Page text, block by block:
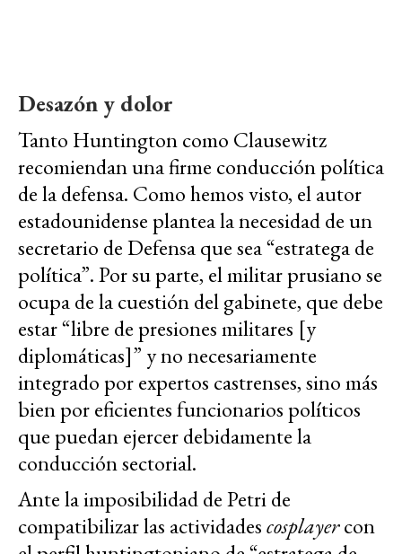
Desazón y dolor
Tanto Huntington como Clausewitz
recomiendan una firme conducción política
de la defensa. Como hemos visto, el autor
estadounidense plantea la necesidad de un
secretario de Defensa que sea “estratega de
política”. Por su parte, el militar prusiano se
ocupa de la cuestión del gabinete, que debe
estar “libre de presiones militares [y
diplomáticas]” y no necesariamente
integrado por expertos castrenses, sino más
bien por eficientes funcionarios políticos
que puedan ejercer debidamente la
conducción sectorial.
Ante la imposibilidad de Petri de
compatibilizar las actividadescosplayercon